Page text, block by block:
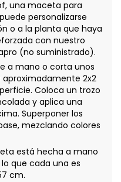
una maceta para
personalizarse
o a la planta que haya
con nuestro
(no suministrado).
a mano o corta unos
2x2
Coloca un trozo
y aplica una
Superponer los
mezclando colores
está hecha a mano
que cada una es
cm.